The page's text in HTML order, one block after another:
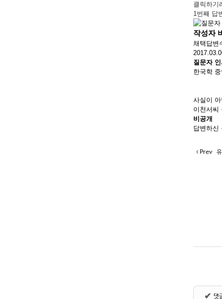
클릭하기
1번째 답
작성자
채택답변
질문자
한국학
사실이
이천서씨
비공개
답변하신
Prev
✔ 댓